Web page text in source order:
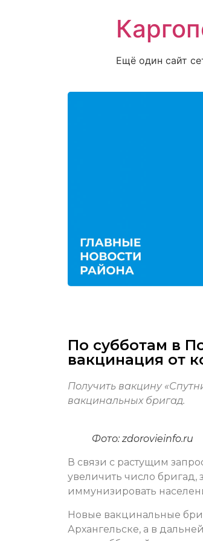
Ещё один сайт
По субботам в
вакцинация от
Получить вакцину
вакцинальных бригад.
Фото: zdorovieinfo.ru
В связи с растущим
увеличить число
иммунизировать
Новые вакцинальные
Архангельске, а в